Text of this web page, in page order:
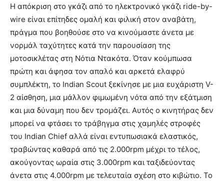
Η απόκριση στο γκάζι από το ηλεκτρονικό γκάζι ride-by-
wire είναι επίτηδες ομαλή και φιλική στον αναβάτη,
πράγμα που βοηθούσε στο να κινούμαστε άνετα με
νορμάλ ταχύτητες κατά την παρουσίαση της
μοτοσικλέτας στη Νότια Ντακότα. Όταν κούμπωσα
πρώτη και άφησα τον απαλό και αρκετά ελαφρύ
συμπλέκτη, το Indian Scout ξεκίνησε με μια ευχάριστη V-
2 αίσθηση, μια μάλλον φιμωμένη νότα από την εξάτμιση
και μια δύναμη που δεν τρομάζει. Αυτός ο κινητήρας δεν
μπορεί να φτάσει το τράβηγμα στις χαμηλές στροφές
του Indian Chief αλλά είναι εντυπωσιακά ελαστικός,
τραβώντας καθαρά από τις 2.000rpm μέχρι το τέλος,
ακούγοντας ωραία στις 3.000rpm και ταξιδεύοντας
άνετα στις 4.000rpm με τελευταία σχέση στο κιβώτιο. Το